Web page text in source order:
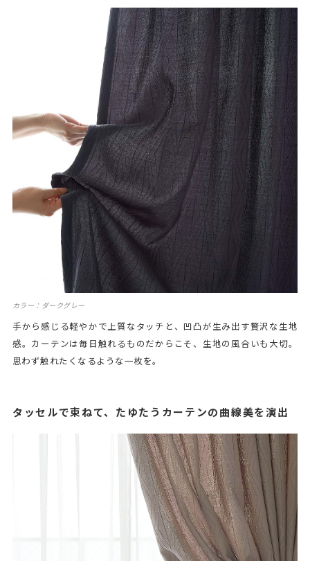
カラー：ダークグレー
手から感じる軽やかで上質なタッチと、凹凸が生み出す贅沢な生地
感。カーテンは毎日触れるものだからこそ、生地の風合いも大切。
思わず触れたくなるような一枚を。
タッセルで束ねて、たゆたうカーテンの曲線美を演出